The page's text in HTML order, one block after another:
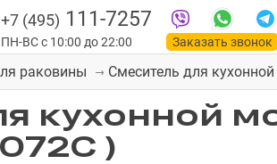
+7 (495) 111-7257
ПН-ВС с 10:00 до 22:00
Заказать звонок
раковины Смеситель для
кухонной
)